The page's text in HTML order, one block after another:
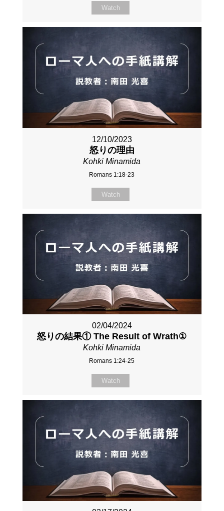
Watch
12/10/2023
怒りの理由
Kohki Minamida
Romans 1:18-23
Watch
02/04/2024
怒りの結果① The Result of Wrath①
Kohki Minamida
Romans 1:24-25
Watch